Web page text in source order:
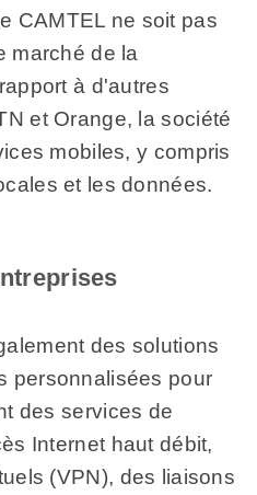
CAMTEL ne soit pas
marché de la
à d'autres
et Orange, la société
mobiles, y compris
et les données.
des solutions
personnalisées pour
des services de
Internet haut débit,
(VPN), des liaisons